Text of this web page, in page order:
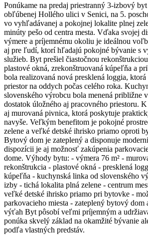
Ponúkame na predaj priestranný 3-izbový
obľúbenej Hollého ulici v Senici, na 5.
vo vyhľadávanej a pokojnej lokalite plnej
minúty pešo od centra mesta. Vďaka svojej
výmere a príjemnému okoliu je ideálnou
aj pre ľudí, ktorí hľadajú pokojné bývanie s
služieb. Byt prešiel čiastočnou
plastové okná, zrekonštruovaná kúpeľňa a
bola realizovaná nová presklená loggia,
priestor na oddych počas celého roka.
slovenského výrobcu bola menená približne
dostatok úložného aj pracovného priestoru.
aj murovaná pivnica, ktorá poskytuje
navyše. Veľkým benefitom je pokojné
zelene a veľké detské ihrisko priamo oproti
Bytový dom je zateplený a disponuje
dispozícii je aj možnosť zakúpenia
dome. Výhody bytu: - výmera 76 m² -
rekonštrukcia - plastové okná - presklená
kúpeľňa - kuchynská linka od slovenského
izby - tichá lokalita plná zelene - centrum
veľké detské ihrisko priamo pri bytovke -
parkovacieho miesta - zateplený bytový dom
výťah Byt pôsobí veľmi príjemným a
ponúka skvelý základ na okamžité bývanie
podľa vlastných predstáv.